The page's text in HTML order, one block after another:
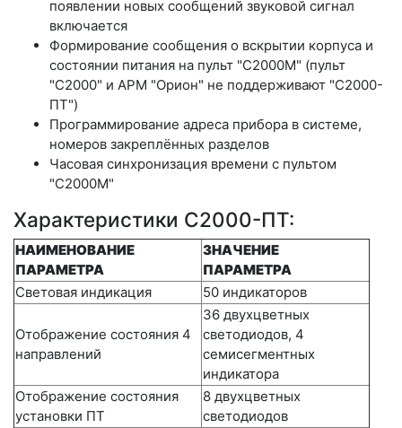
появлении новых сообщений звуковой сигнал
включается
Формирование сообщения о вскрытии корпуса и
состоянии питания на пульт "С2000М" (пульт
"С2000" и АРМ "Орион" не поддерживают "С2000-
ПТ")
Программирование адреса прибора в системе,
номеров закреплённых разделов
Часовая синхронизация времени с пультом
"С2000M"
Характеристики С2000-ПТ:
НАИМЕНОВАНИЕ
ПАРАМЕТРА
ЗНАЧЕНИЕ
ПАРАМЕТРА
Световая индикация
50 индикаторов
Отображение состояния 4
направлений
36 двухцветных
светодиодов, 4
семисегментных
индикатора
Отображение состояния
установки ПТ
8 двухцветных
светодиодов